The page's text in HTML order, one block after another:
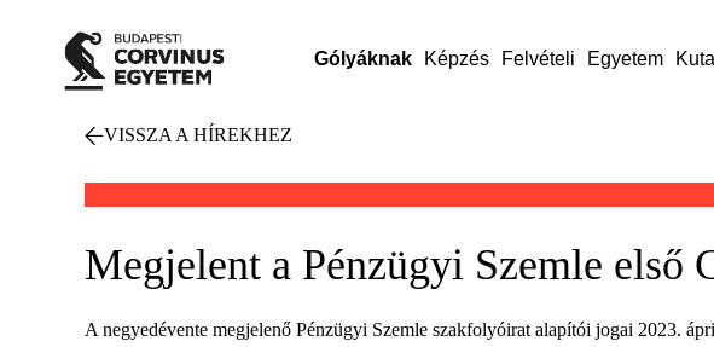
Gólyáknak Képzés Felvételi Egyetem
VISSZA A HÍREKHEZ
Megjelent a Pénzügyi Szemle első
A negyedévente megjelenő Pénzügyi Szemle szakfolyóirat alapítói jogai 2023.